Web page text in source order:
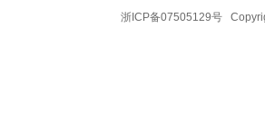
浙ICP备07505129号